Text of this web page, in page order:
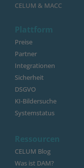
CELUM & MACC
Plattform
Preise
Partner
Integrationen
Sicherheit
DSGVO
KI-Bildersuche
Systemstatus
Ressourcen
CELUM Blog
Was ist DAM?